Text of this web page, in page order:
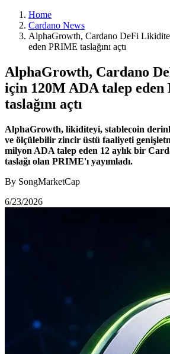
Home
Cardano News
AlphaGrowth, Cardano DeFi
eden PRIME taslağını açtı
AlphaGrowth, Cardano
için 120M ADA talep eden
taslağını açtı
AlphaGrowth, likiditeyi, stablecoin
ve ölçülebilir zincir üstü faaliyeti
milyon ADA talep eden 12 aylık bir
taslağı olan PRIME'ı yayımladı.
By SongMarketCap
6/23/2026